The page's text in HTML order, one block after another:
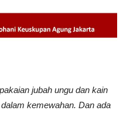
jubah ungu dan kain
kemewahan. Dan ada